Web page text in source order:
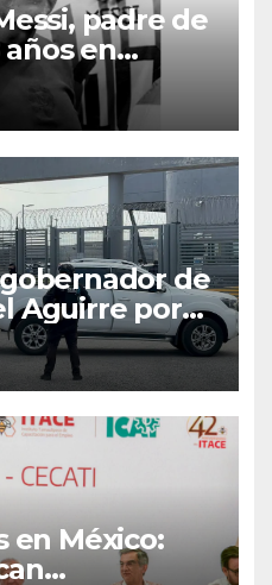
padre de
años en
de
Aguirre por
el caso
en México: